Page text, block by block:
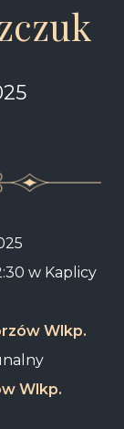
w Kaplicy
Wlkp.
Wlkp.